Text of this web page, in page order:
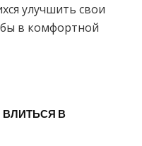
улучшить свои
в комфортной
ВЛИТЬСЯ В